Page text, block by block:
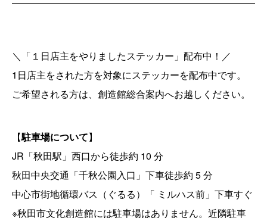
＼「１日店主をやりましたステッカー」配布中！／
1日店主をされた方を対象にステッカーを配布中です。
ご希望される方は、創造館総合案内へお越しください。
【駐車場について】
JR「秋田駅」西口から徒歩約 10 分
秋田中央交通「千秋公園入口」下車徒歩約 5 分
中心市街地循環バス（ぐるる）「 ミルハス前」下車すぐ
※秋田市文化創造館には駐車場はありません。近隣駐車